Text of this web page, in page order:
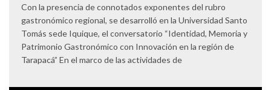
Con la presencia de connotados exponentes del rubro
gastronómico regional, se desarrolló en la Universidad Santo
Tomás sede Iquique, el conversatorio “Identidad, Memoria y
Patrimonio Gastronómico con Innovación en la región de
Tarapacá” En el marco de las actividades de